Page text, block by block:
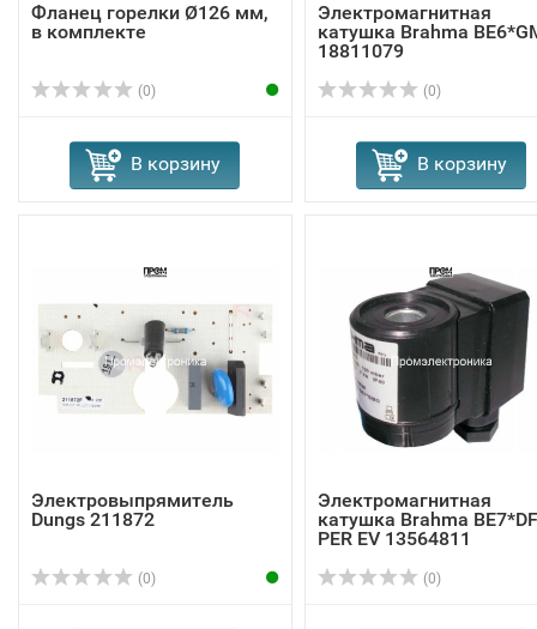
Фланец горелки Ø126 мм,
в комплекте
(0)
В корзину
Электромагнитная
катушка Brahma
18811079
(0)
В корзину
Электровыпрямитель
Dungs 211872
(0)
Электромагнитная
катушка Brahma
PER EV 13564811
(0)